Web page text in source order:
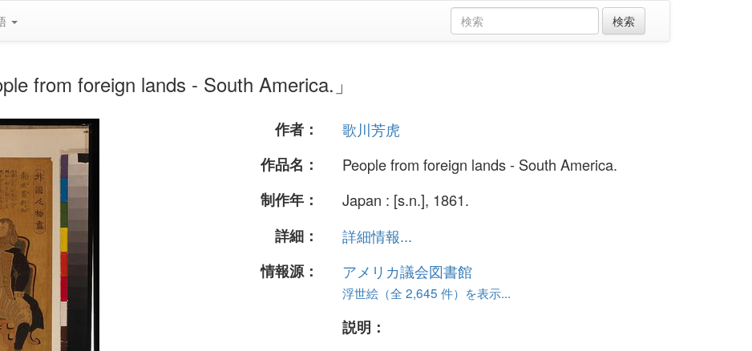
from foreign lands - South America.」
作者：
歌川芳虎
作品名：
People from foreign lands - South America.
制作年：
Japan : [s.n.], 1861.
詳細：
詳細情報...
情報源：
アメリカ議会図書館
浮世絵（全 2,645 件）を表示...
説明：